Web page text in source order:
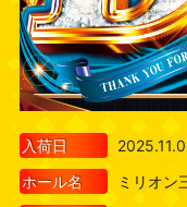
入荷日
ホール名
ミリオン